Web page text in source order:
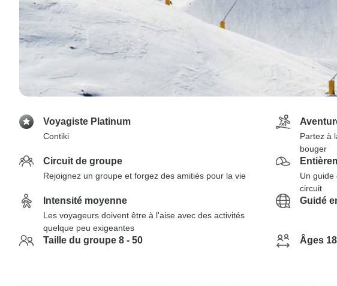
Voyagiste Platinum
Contiki
Partez à
bouger
Circuit de groupe
Rejoignez un groupe et forgez des amitiés pour la vie
Un guide
circuit
Intensité moyenne
Les voyageurs doivent être à l'aise avec des activités
quelque peu exigeantes
Guidé
Taille du groupe 8 - 50 Âges